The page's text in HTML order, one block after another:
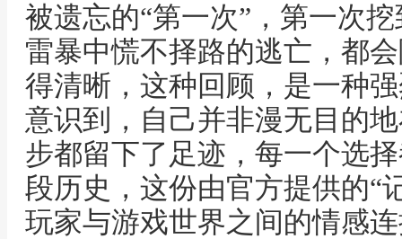
被遗忘的“第一次”，第一次
雷暴中慌不择路的逃亡，都
得清晰，这种回顾，是一种
意识到，自己并非漫无目的
步都留下了足迹，每一个选
段历史，这份由官方提供的“
玩家与游戏世界之间的情感